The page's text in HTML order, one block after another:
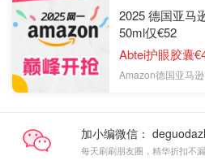
2025 德国亚马
50ml仅€52
Abtei护眼胶囊
Amazon德国亚马逊
加小编微信：
每天刷刷朋友圈，精华折扣不